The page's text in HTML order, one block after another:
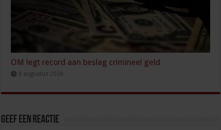
OM legt record aan beslag crimineel geld
8 augustus 2026
Geef een reactie